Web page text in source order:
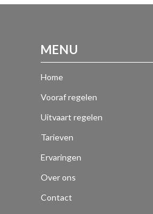
MENU
Home
Vooraf regelen
Uitvaart regelen
Tarieven
Ervaringen
Over ons
Contact